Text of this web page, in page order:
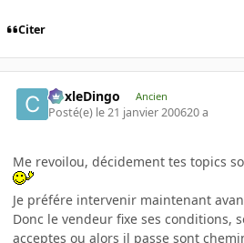
Citer
CoxleDingo Ancien
Posté(e) le 21 janvier 200620 a
Me revoilou, décidement tes topics
Je préfére intervenir maintenant
Donc le vendeur fixe ses conditions,
acceptes ou alors il passe sont